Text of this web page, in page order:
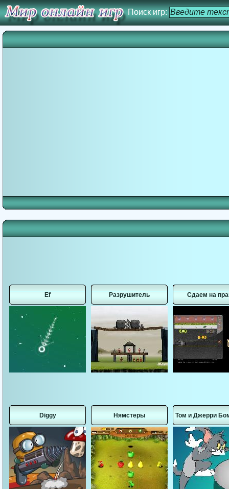
Поиск игр:
Ef Разрушитель Сдаем на
Diggy Нямстеры Том и Джерри